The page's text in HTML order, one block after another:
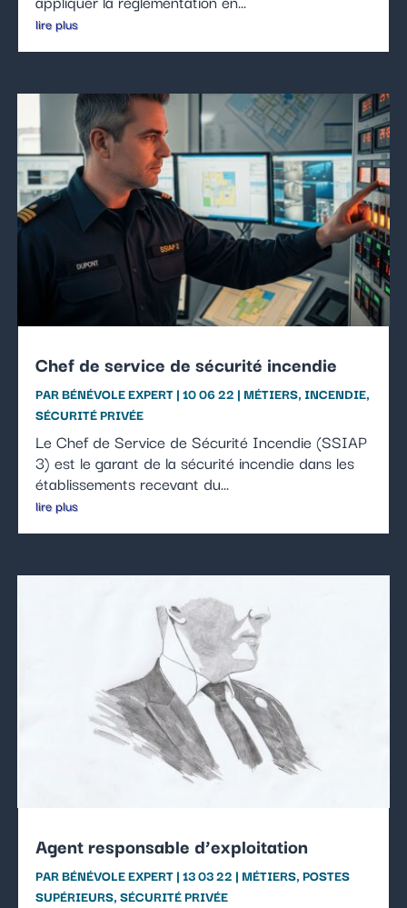
lire plus
Chef de service de sécurité incendie
PARBÉNÉVOLE EXPERT|10 06 22 | MÉTIERS, INCENDIE,
SÉCURITÉ PRIVÉE
Le Chef de Service de Sécurité Incendie (SSIAP
3) est le garant de la sécurité incendie dans les
établissements recevant du...
lire plus
Agent responsable d’exploitation
PARBÉNÉVOLE EXPERT|13 03 22 | MÉTIERS,POSTES
SUPÉRIEURS,SÉCURITÉ PRIVÉE